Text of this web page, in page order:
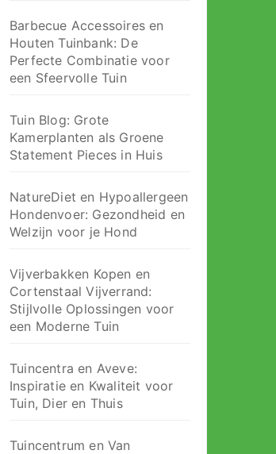
Barbecue Accessoires en
Houten Tuinbank: De
Perfecte Combinatie voor
een Sfeervolle Tuin
Tuin Blog: Grote
Kamerplanten als Groene
Statement Pieces in Huis
NatureDiet en Hypoallergeen
Hondenvoer: Gezondheid en
Welzijn voor je Hond
Vijverbakken Kopen en
Cortenstaal Vijverrand:
Stijlvolle Oplossingen voor
een Moderne Tuin
Tuincentra en Aveve:
Inspiratie en Kwaliteit voor
Tuin, Dier en Thuis
Tuincentrum en Van